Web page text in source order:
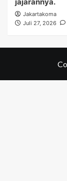
jajarannya.
Jakartakoma
Juli 27, 2026